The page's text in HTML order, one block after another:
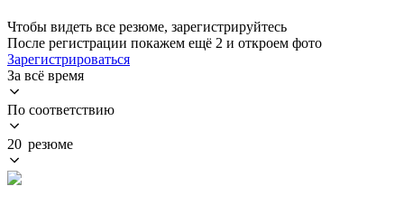
Чтобы видеть все резюме, зарегистрируйтесь
После регистрации покажем ещё 2 и откроем фото
Зарегистрироваться
За всё время
По соответствию
20 резюме